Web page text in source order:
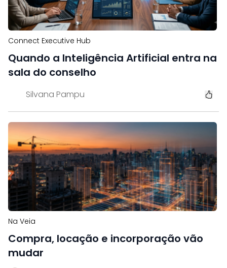
Connect Executive Hub
Quando a Inteligência Artificial entra na
sala do conselho
Silvana Pampu
Na Veia
Compra, locação e incorporação vão
mudar